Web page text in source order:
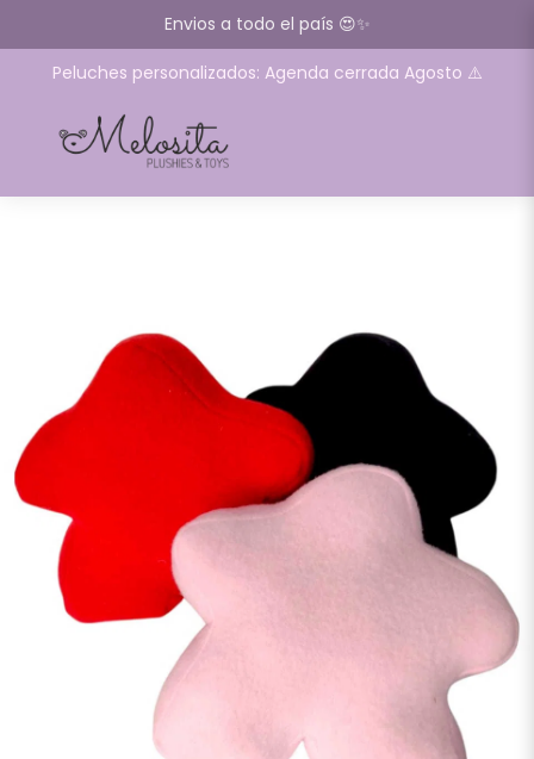
Envios a todo el país 😍✨
Peluches personalizados: Agenda cerrada Agosto ⚠️